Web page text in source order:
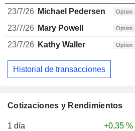
Cotizaciones y Rendimientos
1 día
+0,35 %
23/7/26 Michael Pedersen Option
23/7/26 Mary Powell Option
23/7/26 Kathy Waller Option
Historial de transacciones